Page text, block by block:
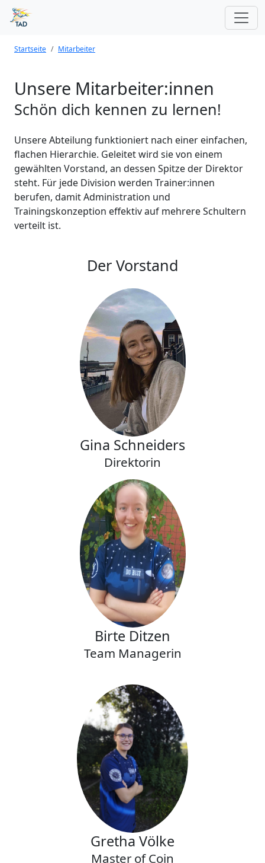
Startseite Mitarbeiter
Unsere Mitarbeiter:innen
Schön dich kennen zu lernen!
Unsere Abteilung funktioniert nach einer einfachen,
flachen Hierarchie. Geleitet wird sie von einem
gewählten Vorstand, an dessen Spitze der Direktor
steht. Für jede Division werden Trainer:innen
berufen, damit Administration und
Trainingskonzeption effektiv auf mehrere Schultern
verteilt ist.
Der Vorstand
Gina Schneiders
Direktorin
Birte Ditzen
Team Managerin
Gretha Völke
Master of Coin